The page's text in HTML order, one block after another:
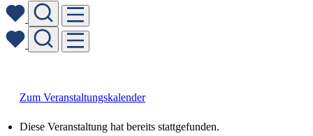
Zum Veranstaltungskalender
Diese Veranstaltung hat bereits stattgefunden.